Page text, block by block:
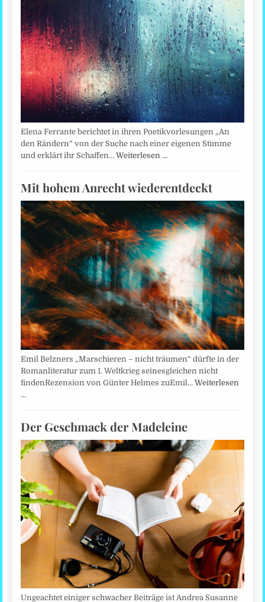
Elena Ferrante berichtet in ihren Poetikvorlesungen „An
den Rändern“ von der Suche nach einer eigenen Stimme
und erklärt ihr Schaffen…Weiterlesen …
Mit hohem Anrecht wiederentdeckt
Emil Belzners „Marschieren – nicht träumen“ dürfte in der
Romanliteratur zum 1. Weltkrieg seinesgleichen nicht
findenRezension von Günter Helmes zuEmil…Weiterlesen
…
Der Geschmack der Madeleine
Ungeachtet einiger schwacher Beiträge ist Andrea Susanne